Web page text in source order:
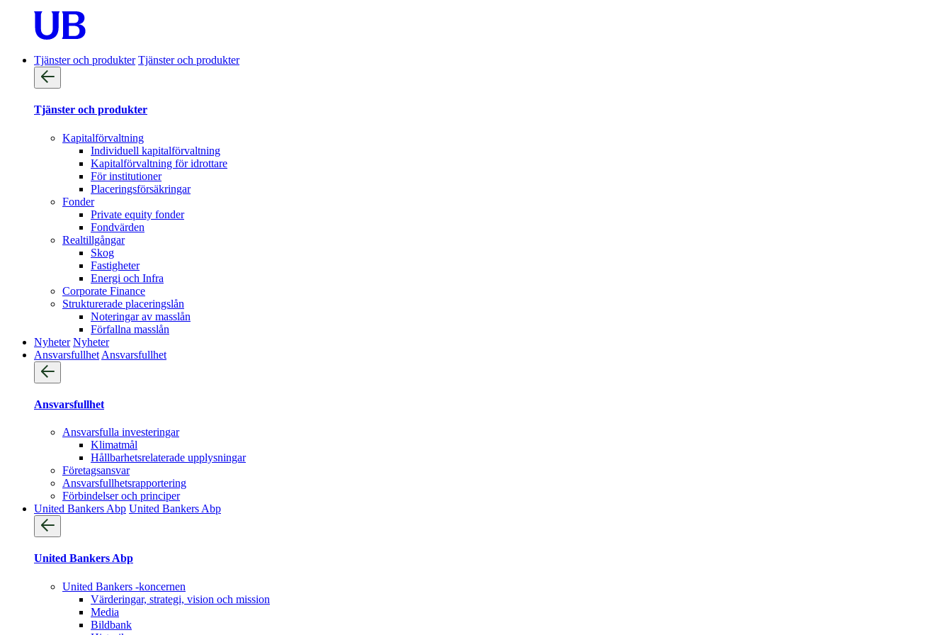
Tjänster och produkter Tjänster och produkter
Tjänster och produkter
Kapitalförvaltning
Individuell kapitalförvaltning
Kapitalförvaltning för idrottare
För institutioner
Placeringsförsäkringar
Fonder
Private equity fonder
Fondvärden
Realtillgångar
Skog
Fastigheter
Energi och Infra
Corporate Finance
Strukturerade placeringslån
Noteringar av masslån
Förfallna masslån
Nyheter Nyheter
Ansvarsfullhet Ansvarsfullhet
Ansvarsfullhet
Ansvarsfulla investeringar
Klimatmål
Hållbarhetsrelaterade upplysningar
Företagsansvar
Ansvarsfullhets­rapportering
Förbindelser och principer
United Bankers Abp United Bankers Abp
United Bankers Abp
United Bankers -koncernen
Värderingar, strategi, vision och mission
Media
Bildbank